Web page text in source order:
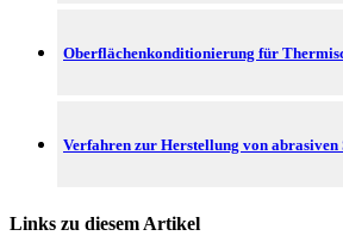
Oberflächenkonditionierung für
Verfahren zur Herstellung von
Links zu diesem Artikel